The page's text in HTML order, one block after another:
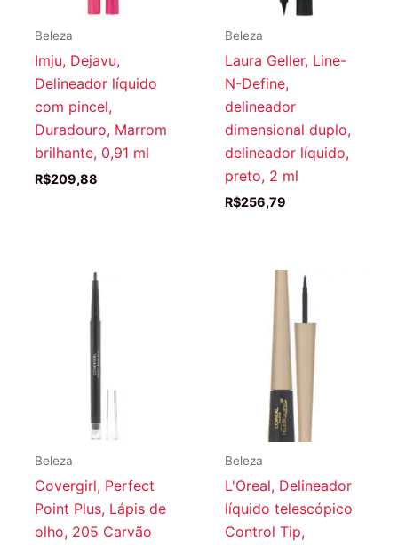
Beleza
Imju, Dejavu,
Delineador líquido
com pincel,
Duradouro, Marrom
brilhante, 0,91 ml
R$209,88
Beleza
Laura Geller, Line-
N-Define,
delineador
dimensional duplo,
delineador líquido,
preto, 2 ml
R$256,79
Beleza
Covergirl, Perfect
Point Plus, Lápis de
olho, 205 Carvão
Beleza
L'Oreal, Delineador
líquido telescópico
Control Tip,